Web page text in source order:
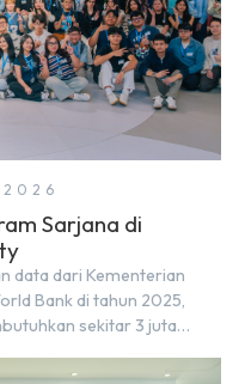
Sarjana di
data dari Kementerian
Bank di tahun 2025,
sekitar 3 juta
untuk mendukung